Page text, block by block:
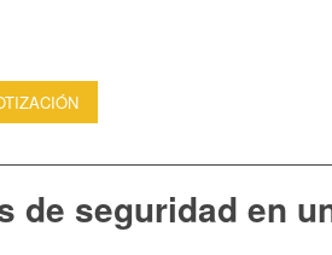
de seguridad en